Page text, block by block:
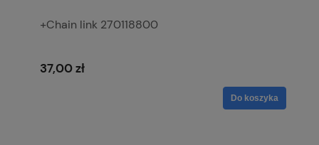
+Chain link 270118800
37,00 zł
Do koszyka